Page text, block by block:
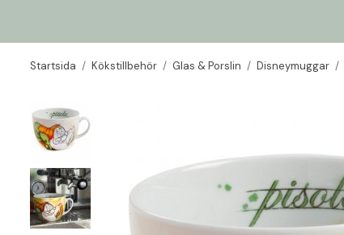
Startsida / Kökstillbehör / Glas & Porslin / Disneymuggar /